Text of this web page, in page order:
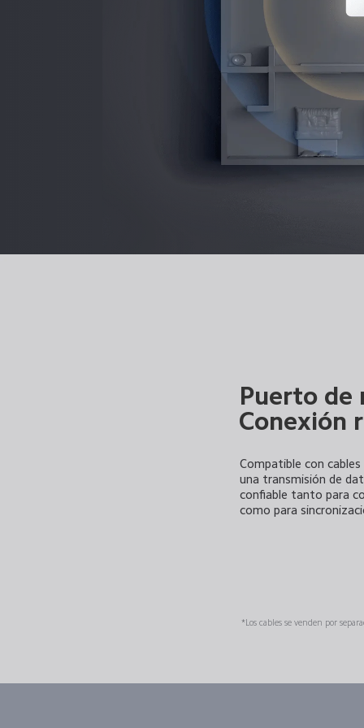
Puerto de
Conexión
Compatible con
una transmisión de
confiable tanto para
como para
*Los cables se venden por